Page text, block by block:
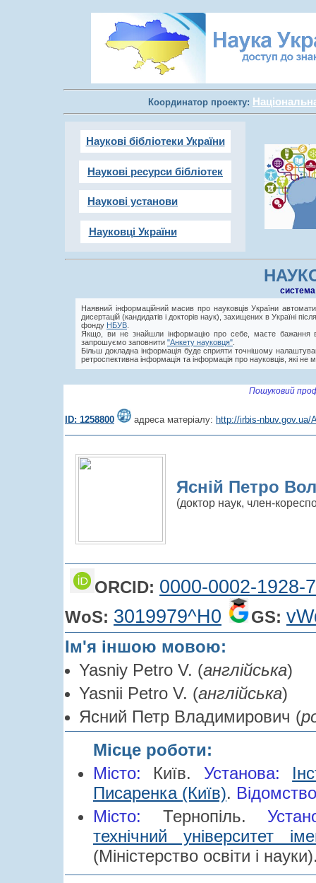
Координатор проекту:
Наукові бібліотеки України
Наукові ресурси бібліотек
Наукові установи
Науковці України
cистема
Наявний інформаційний масив про науковців України
дисертацій (кандидатів і докторів наук), захищених в Україні
фонду НБУВ
Якщо, ви не знайшли інформацію про себе, маєте бажання
запрошуємо заповнити "Анкету науковця"
Більш докладна інформація буде сприяти точнішому
ретроспективна інформація та інформація про науковців, які не
Пошуковий
ID: 1258800 адреса матеріалу: http://irbis-nbuv.gov.ua/
Ясній Петро
(доктор наук, член-
ORCID: 0000-0002-1928-
WoS: 3019979^H0 GS:
Ім'я іншою мовою:
Yasniy Petro V. (англійська)
Yasnii Petro V. (англійська)
Ясний Петр Владимирович (
Місце роботи:
Місто: Київ. Установа:
Писаренка (Київ).
Місто: Тернопіль.
технічний університет
(Міністерство освіти і